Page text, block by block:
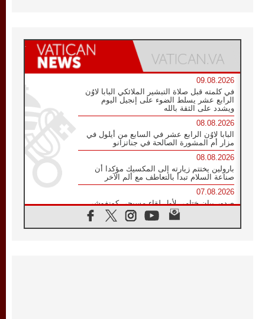
09.08.2026
في كلمته قبل صلاة التبشير الملائكي البابا لاوُن
الرابع عشر يسلط الضوء على إنجيل اليوم
ويشدد على الثقة بالله
08.08.2026
البابا لاوُن الرابع عشر في السابع من أيلول في
مزار أم المشورة الصالحة في جناتزانو
08.08.2026
بارولين يختتم زيارته إلى المكسيك مؤكدا أن
صناعة السلام تبدأ بالتعاطف مع ألم الآخر
07.08.2026
صدور بيان ختامي لأول لقاء مسيحي كونفوشي
بمشاركة الدائرة الفاتيكانية للحوار بين الأديان
07.08.2026